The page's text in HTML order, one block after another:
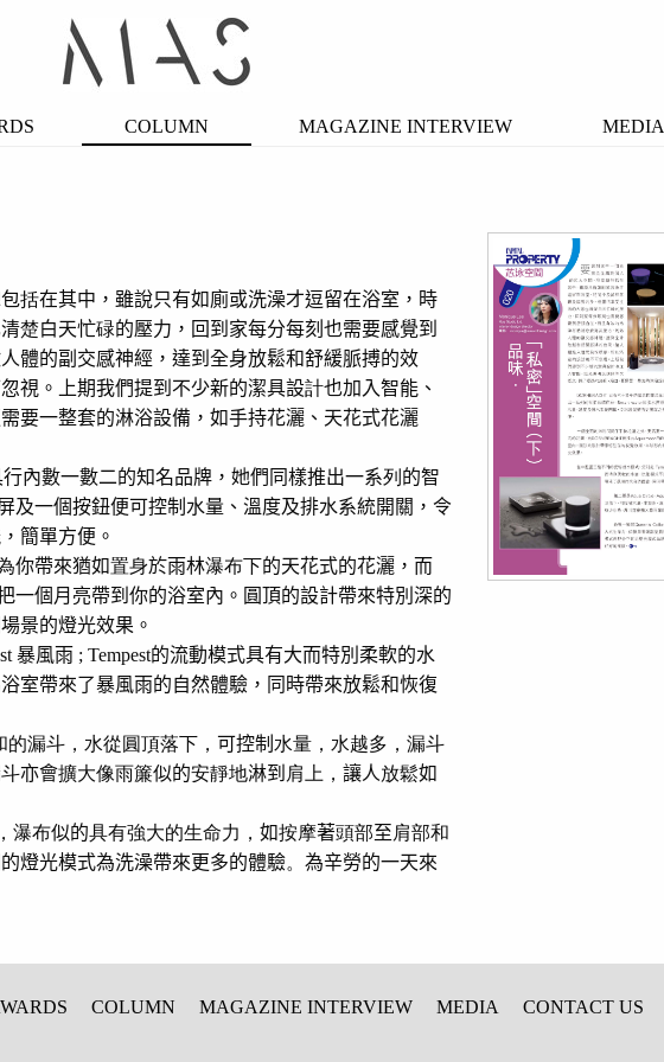
COLUMN MAGAZINE INTERVIEW MEDIA
括在其中，雖說只有如廁或洗澡才逗留在浴室，時
楚白天忙碌的壓力，回到家每分每刻也需要感覺到
體的副交感神經，達到全身放鬆和舒緩脈搏的效
視。上期我們提到不少新的潔具設計也加入智能、
需要一整套的淋浴設備，如手持花灑、天花式花灑
內數一數二的知名品牌，她們同樣推出一系列 的智
及一個按鈕便可控制水量、溫度及排水系統開關，令
簡單方便。
你帶來猶如置身於雨林瀑布下的天花式的花灑，而
一個月亮帶到你的浴室內。圓頂的設計帶來特別深的
景的燈光效果。
暴風雨 ; Tempest的流動模式具有大而特別柔軟的水
室帶來了暴風雨的自然體驗，同時帶來放鬆和恢復
的漏斗，水從圓頂落下，可控制 水量，水越多，漏斗
亦會擴大像雨簾似的安靜地淋到 肩上，讓人放鬆如
，瀑布似的具有強大的生命力，如按摩著頭部至肩部和
燈光模式為洗澡帶來更多的體驗。為辛勞的一天來
COLUMN MAGAZINE INTERVIEW MEDIA CONTACT US